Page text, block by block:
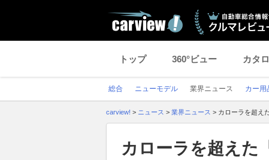
トップ 360°ビュー カタ
総合 ニューモデル 業界ニュース カー用
carview! > ニュース > 業界ニュース > カローラを超え
カローラを超え